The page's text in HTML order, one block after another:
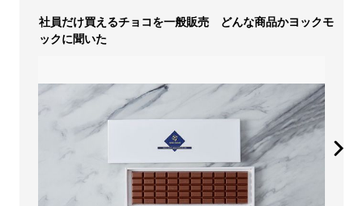
社員だけ買えるチョコを一般販売 どんな商品かヨックモ
ックに聞いた